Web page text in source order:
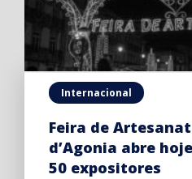
Internacional
Feira de
d’Agonia abre
50 expositores